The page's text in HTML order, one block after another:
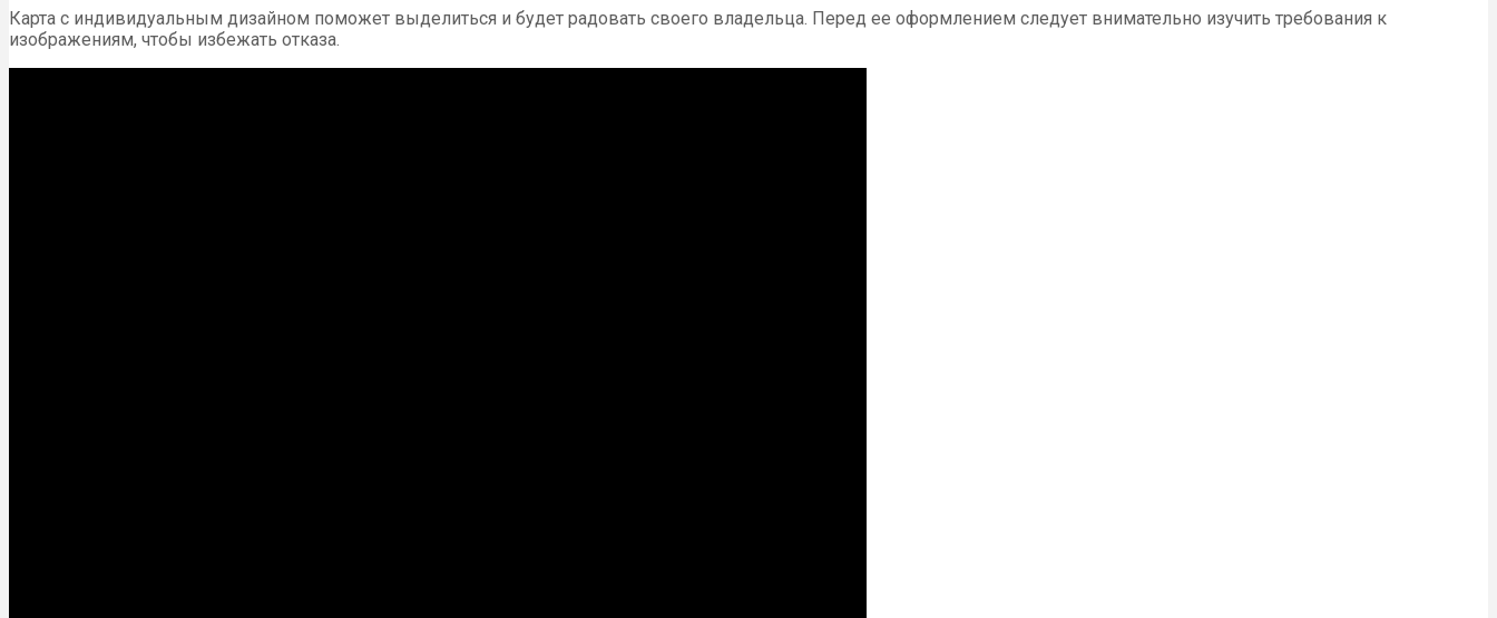
Карта с индивидуальным дизайном поможет выделиться и будет радовать своего владельца. Перед ее оформлением следует внимательно изучить требования к
изображениям, чтобы избежать отказа.